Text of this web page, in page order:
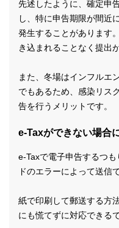
先述したように、確定申
し、特に申告期限が間近
発生することがあります
き込まれることなく提出
また、冬場はインフルエ
でもあるため、感染リス
告を行うメリットです。
e-Taxができない場合
e-Taxで電子申告するつ
ドのエラーによって送信
紙で印刷して郵送する方
にも慌てずに対応できる